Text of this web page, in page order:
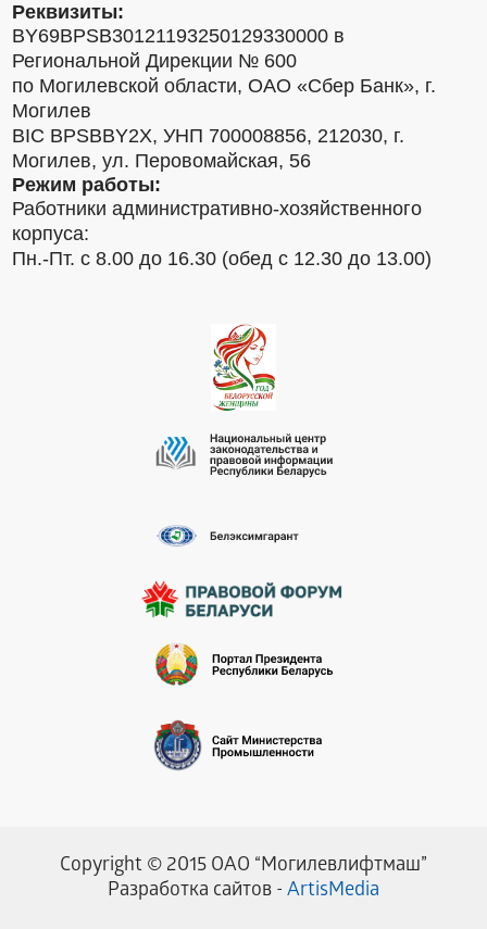
Реквизиты:
BY69BPSB30121193250129330000 в
Региональной Дирекции № 600
по Могилевской области, ОАО «Сбер Банк», г.
Могилев
BIC BPSBBY2X, УНП 700008856, 212030, г.
Могилев, ул. Перовомайская, 56
Режим работы:
Работники административно-хозяйственного
корпуса:
Пн.-Пт. с 8.00 до 16.30 (обед с 12.30 до 13.00)
Разработка сайтов - ArtisMedia
Copyright © 2015 ОАО “Могилевлифтмаш”